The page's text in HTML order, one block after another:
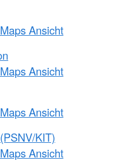
Ansicht
Ansicht
Ansicht
KIT)
Ansicht